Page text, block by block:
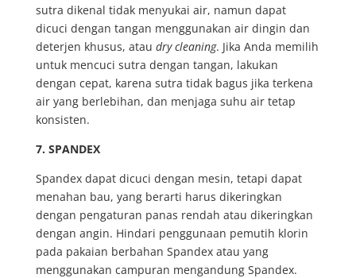
sutra dikenal tidak menyukai air, namun dapat
dicuci dengan tangan menggunakan air dingin dan
deterjen khusus, atau dry cleaning. Jika Anda memilih
untuk mencuci sutra dengan tangan, lakukan
dengan cepat, karena sutra tidak bagus jika terkena
air yang berlebihan, dan menjaga suhu air tetap
konsisten.
7. SPANDEX
Spandex dapat dicuci dengan mesin, tetapi dapat
menahan bau, yang berarti harus dikeringkan
dengan pengaturan panas rendah atau dikeringkan
dengan angin. Hindari penggunaan pemutih klorin
pada pakaian berbahan Spandex atau yang
menggunakan campuran mengandung Spandex.